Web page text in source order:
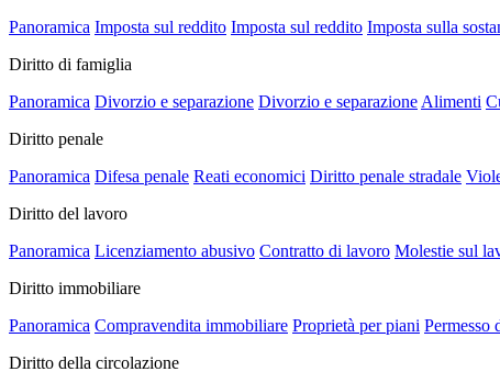
Panoramica Imposta sul reddito Imposta sul reddito Imposta sulla
Diritto di famiglia
Panoramica Divorzio e separazione Divorzio e separazione Alimenti
Diritto penale
Panoramica Difesa penale Reati economici Diritto penale stradale
Diritto del lavoro
Panoramica Licenziamento abusivo Contratto di lavoro Molestie sul
Diritto immobiliare
Panoramica Compravendita immobiliare Proprietà per piani Permesso
Diritto della circolazione